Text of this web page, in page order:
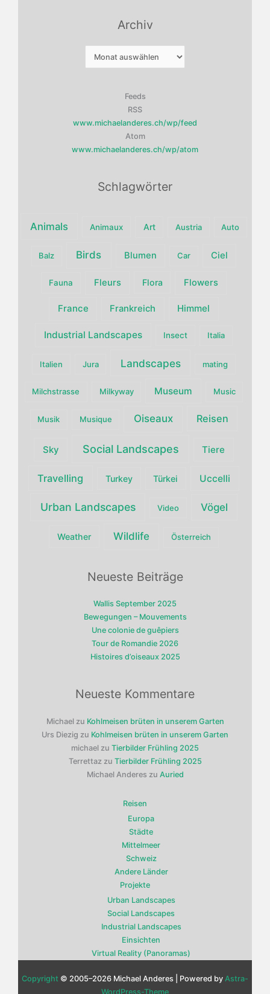
Archiv
Feeds
RSS
www.michaelanderes.ch/wp/feed
Atom
www.michaelanderes.ch/wp/atom
Schlagwörter
Animals Animaux Art Austria Auto
Balz Birds Blumen Car Ciel
Fauna Fleurs Flora Flowers
France Frankreich Himmel
Industrial Landscapes Insect Italia
Italien Jura Landscapes mating
Milchstrasse Milkyway Museum Music
Musik Musique Oiseaux Reisen
Sky Social Landscapes Tiere
Travelling Turkey Türkei Uccelli
Urban Landscapes Video Vögel
Weather Wildlife Österreich
Neueste Beiträge
Wallis September 2025
Bewegungen – Mouvements
Une colonie de guêpiers
Tour de Romandie 2026
Histoires d’oiseaux 2025
Neueste Kommentare
Michael zu Kohlmeisen brüten in unserem Garten
Urs Diezig zu Kohlmeisen brüten in unserem Garten
michael zu Tierbilder Frühling 2025
Terrettaz zu Tierbilder Frühling 2025
Michael Anderes zu Auried
Reisen
Europa
Städte
Mittelmeer
Schweiz
Andere Länder
Projekte
Urban Landscapes
Social Landscapes
Industrial Landscapes
Einsichten
Virtual Reality (Panoramas)
Copyright © 2005–2026 Michael Anderes | Powered by Astra-
WordPress-Theme